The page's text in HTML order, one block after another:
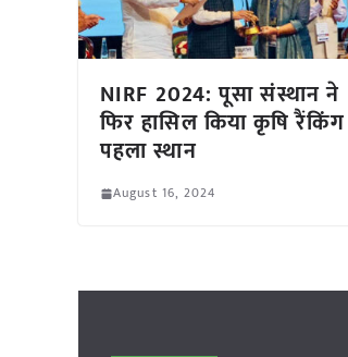
NIRF 2024: पूसा संस्थान ने
फिर हासिल किया कृषि
पहला स्थान
August 16, 2024